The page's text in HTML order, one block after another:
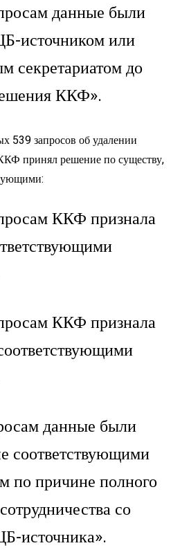
данные были
источником или
секретариатом до
ККФ».
539 запросов об удалении
принял решение по существу,
ККФ признала
ККФ признала
данные были
соответствующими
по причине полного
со
источника».